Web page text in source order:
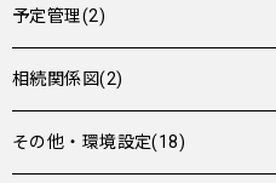
予定管理(2)
相続関係図(2)
その他・環境設定(18)